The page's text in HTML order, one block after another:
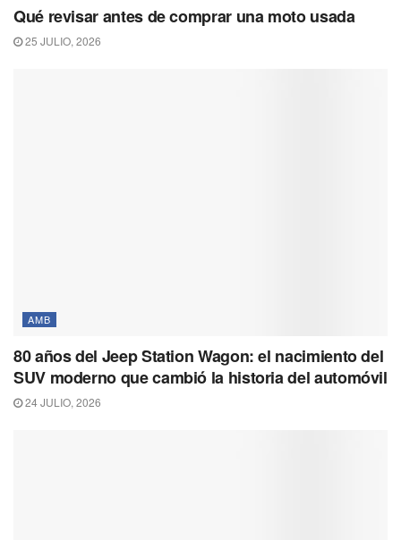
Qué revisar antes de comprar una moto usada
25 JULIO, 2026
AMB
80 años del Jeep Station Wagon: el nacimiento del
SUV moderno que cambió la historia del automóvil
24 JULIO, 2026